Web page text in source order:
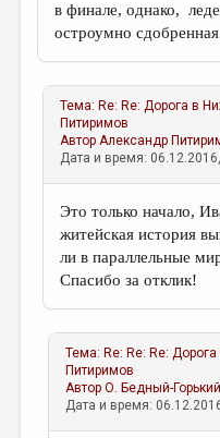
в финале, однако,
остроумно
Тема: Re: Re: Дорога в
Питиримов
АвторАлександр
Дата и время:
Это только начало,
житейская история
ли в параллельные
Спасибо за отклик!
Тема: Re: Re: Re:
Питиримов
АвторО. Бедный-Горький
Дата и время: